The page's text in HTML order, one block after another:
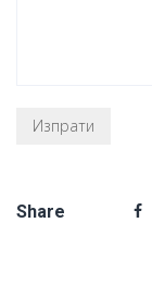
Share